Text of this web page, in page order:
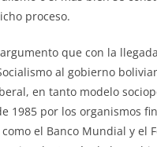
proceso.
que con la
al gobierno
en tanto modelo
1985 por los organismos
el Banco Mundial y el